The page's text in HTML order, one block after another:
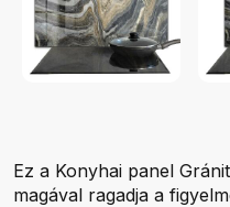
Ez a Konyhai panel
magával ragadja a